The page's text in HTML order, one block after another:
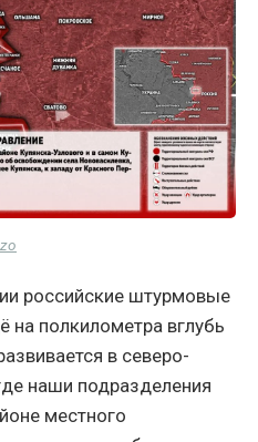
российские штурмовые
на полкилометра вглубь
в северо-
наши подразделения
местного